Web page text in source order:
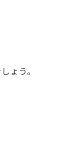
ょう。